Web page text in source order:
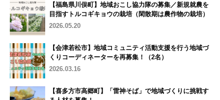
【福島県川俣町】地域おこし協力隊の募集／新規就農を
目指すトルコギキョウの栽培（閑散期は農作物の栽培）
2026.05.20
【会津若松市】地域コミュニティ活動支援を行う地域づ
くりコーディネーターを再募集！（2名）
2026.03.16
【喜多方市高郷町】「雷神そば」で地域づくりに挑戦す